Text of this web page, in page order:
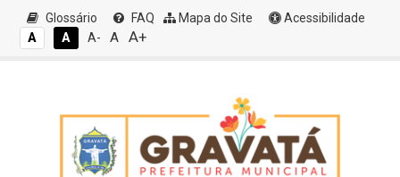
Glossário FAQ Mapa do Site
Acessibilidade
A
A A- A A+